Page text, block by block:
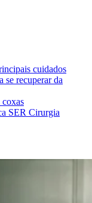
cuidados
se recuperar da
coxas
SER Cirurgia